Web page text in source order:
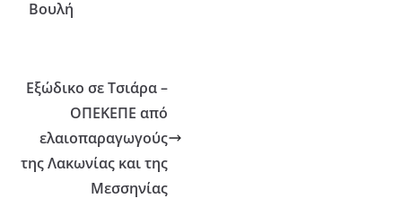
Βουλή
Εξώδικο σε Τσιάρα –
ΟΠΕΚΕΠΕ από
ελαιοπαραγωγούς
της Λακωνίας και της
Μεσσηνίας